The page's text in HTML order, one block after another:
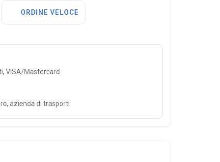
ORDINE VELOCE
VISA/Mastercard
azienda di trasporti